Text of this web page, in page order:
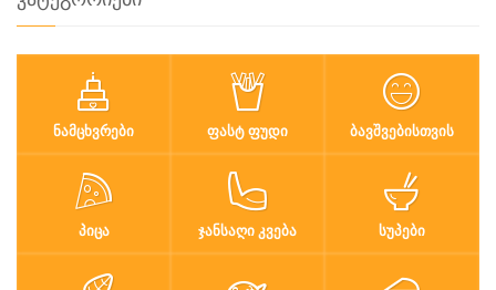
ᲜᲐᲛᲪᲮᲕᲠᲔᲑᲘ ᲤᲐᲡᲢ ᲤᲣᲓᲘ ᲑᲐᲕᲨᲕᲔᲑᲘᲡᲗᲕᲘᲡ
ᲞᲘᲪᲐ ᲯᲐᲜᲡᲐᲦᲘ ᲙᲕᲔᲑᲐ ᲡᲣᲞᲔᲑᲘ